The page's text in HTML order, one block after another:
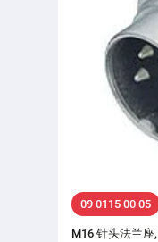
09 0115 00 05
M16 针头法兰座